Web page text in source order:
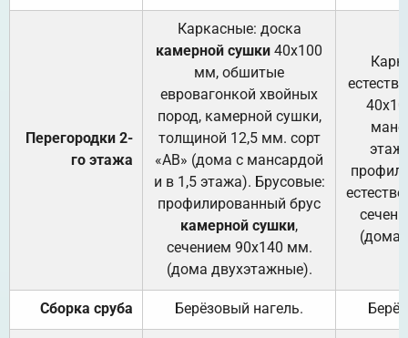
Перегородки 2-
го этажа
Каркасные: доска
камерной сушки 40х100
мм, обшитые
евровагонкой хвойных
пород, камерной сушки,
толщиной 12,5 мм. сорт
«АВ» (дома с мансардой
и в 1,5 этажа). Брусовые:
профилированный брус
камерной сушки,
сечением 90х140 мм.
(дома двухэтажные).
(дома
Сборка сруба Берёзовый нагель.